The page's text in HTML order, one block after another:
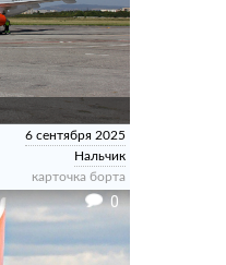
6 сентября 2025
Нальчик
карточка борта
0